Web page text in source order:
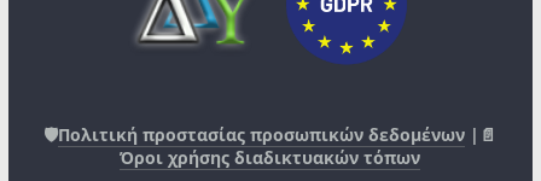
🛡️Πολιτική προστασίας προσωπικών δεδομένων |📄
Όροι χρήσης διαδικτυακών τόπων